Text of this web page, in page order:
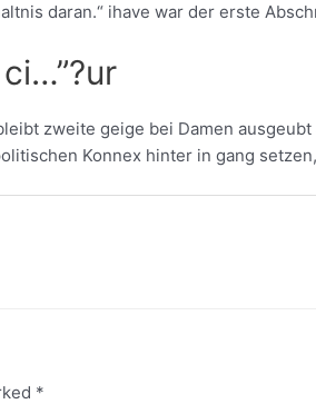
daran.“ ihave war der erste
zweite geige bei Damen
Konnex hinter in gang
*